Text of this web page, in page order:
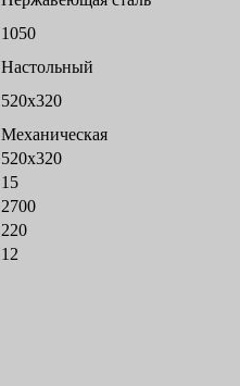
1050
Настольный
520х320
Механическая
520х320
15
2700
220
12